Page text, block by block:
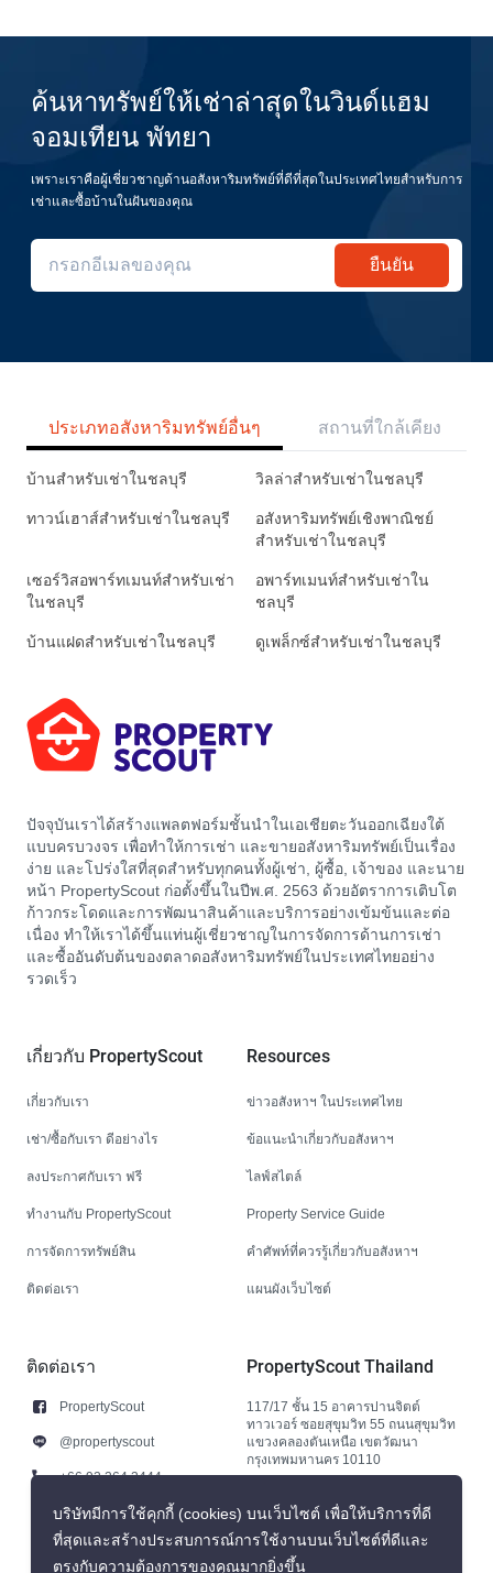
ค้นหาทรัพย์ให้เช่าล่าสุดในวินด์แฮม
จอมเทียน พัทยา
เพราะเราคือผู้เชี่ยวชาญด้านอสังหาริมทรัพย์ที่ดีที่สุดในประเทศไทยสำหรับการ
เช่าและซื้อบ้านในฝันของคุณ
ยืนยัน
ประเภทอสังหาริมทรัพย์อื่นๆ สถานที่ใกล้เคียง
บ้านสำหรับเช่าในชลบุรี วิลล่าสำหรับเช่าในชลบุรี
ทาวน์เฮาส์สำหรับเช่าในชลบุรี
อสังหาริมทรัพย์เชิงพาณิชย์
สำหรับเช่าในชลบุรี
เซอร์วิสอพาร์ทเมนท์สำหรับเช่า
ในชลบุรี
อพาร์ทเมนท์สำหรับเช่าใน
ชลบุรี
บ้านแฝดสำหรับเช่าในชลบุรี ดูเพล็กซ์สำหรับเช่าในชลบุรี
ปัจจุบันเราได้สร้างแพลตฟอร์มชั้นนำในเอเชียตะวันออกเฉียงใต้
แบบครบวงจร เพื่อทำให้การเช่า และขายอสังหาริมทรัพย์เป็นเรื่อง
ง่าย และโปร่งใสที่สุดสำหรับทุกคนทั้งผู้เช่า, ผู้ซื้อ, เจ้าของ และนาย
หน้า PropertyScout ก่อตั้งขึ้นในปีพ.ศ. 2563 ด้วยอัตราการเติบโต
ก้าวกระโดดและการพัฒนาสินค้าและบริการอย่างเข้มข้นและต่อ
เนื่อง ทำให้เราได้ขึ้นแท่นผู้เชี่ยวชาญในการจัดการด้านการเช่า
และซื้ออันดับต้นของตลาดอสังหาริมทรัพย์ในประเทศไทยอย่าง
รวดเร็ว
เกี่ยวกับ PropertyScout
เกี่ยวกับเรา
เช่า/ซื้อกับเรา ดีอย่างไร
ลงประกาศกับเรา ฟรี
ทำงานกับ PropertyScout
การจัดการทรัพย์สิน
ติดต่อเรา
Resources
ข่าวอสังหาฯ ในประเทศไทย
ข้อแนะนำเกี่ยวกับอสังหาฯ
ไลฟ์สไตล์
Property Service Guide
คำศัพท์ที่ควรรู้เกี่ยวกับอสังหาฯ
แผนผังเว็บไซต์
ติดต่อเรา
PropertyScout
@propertyscout
+66 92 264 3444
+66 92 264 3444
contact@propertyscout.co.th
PropertyScout Thailand
117/17 ชั้น 15 อาคารปานจิตต์
ทาวเวอร์ ซอยสุขุมวิท 55 ถนนสุขุมวิท
แขวงคลองตันเหนือ เขตวัฒนา
กรุงเทพมหานคร 10110
บริษัทมีการใช้คุกกี้ (cookies) บนเว็บไซต์ เพื่อให้บริการที่ดี
ที่สุดและสร้างประสบการณ์การใช้งานบนเว็บไซต์ที่ดีและ
ตรงกับความต้องการของคุณมากยิ่งขึ้น